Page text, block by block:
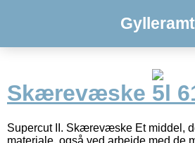
Gylleramt
Skærevæske 5l
Supercut II. Skærevæske Et middel,
materiale, også ved arbejde med de